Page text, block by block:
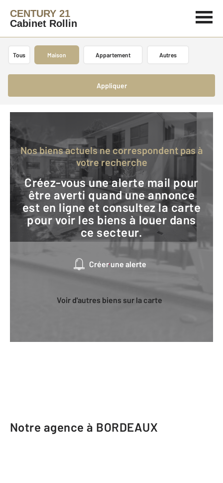
CENTURY 21
Cabinet Rollin
Tous Maison Appartement Autres
Appliquer
Nos biens actuels ne correspondent pas à
votre recherche
Créez-vous une alerte mail pour
être averti quand une annonce
est en ligne et consultez la carte
pour voir les biens à louer dans
ce secteur.
Créer une alerte
Voir d'autres biens sur la carte
Notre agence à BORDEAUX